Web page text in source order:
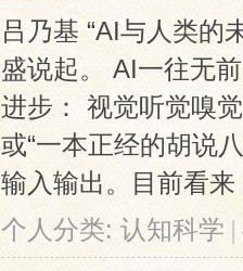
吕乃基 “AI与人类的
盛说起。 AI一往无
进步： 视觉听觉嗅
或“一本正经的胡说
输入输出。目前看
个人分类: 认知科学 |